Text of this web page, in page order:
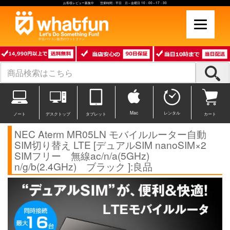
お客様レビュー募集中 営業時間：平日 月～金曜日 10：00～17：30
中古パソコン販売のワットファン
ノート デスクトップ タブレット Mac レンタル カート
NEC Aterm MR05LN モバイルルーター自動
SIM切り替え LTE [デュアルSIM nanoSIM×2
SIMフリー 無線ac/n/a(5GHz)
n/g/b(2.4GHz) ブラック ]:良品